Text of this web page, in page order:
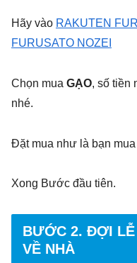
Hãy vào RAKUTEN
FURUSATO NOZEI
Chọn mua GẠO, số tiền
nhé.
Đặt mua như là bạn
Xong Bước đầu tiên.
BƯỚC 2. ĐỢI
VỀ NHÀ